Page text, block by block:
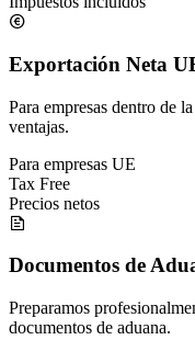
Exportación Neta
Para empresas dentro de
ventajas.
Para empresas UE
Tax Free
Precios netos
Documentos de
Preparamos
documentos de aduana.